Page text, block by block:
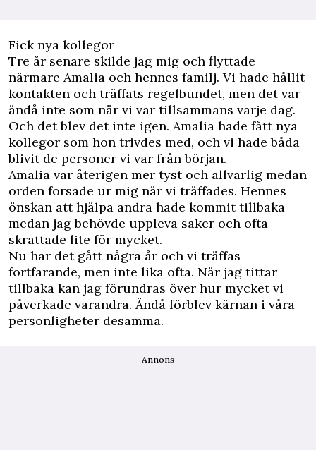
Fick nya kollegor
Tre år senare skilde jag mig och flyttade
närmare Amalia och hennes familj. Vi hade hållit
kontakten och träffats regelbundet, men det var
ändå inte som när vi var tillsammans varje dag.
Och det blev det inte igen. Amalia hade fått nya
kollegor som hon trivdes med, och vi hade båda
blivit de personer vi var från början.
Amalia var återigen mer tyst och allvarlig medan
orden forsade ur mig när vi träffades. Hennes
önskan att hjälpa andra hade kommit tillbaka
medan jag behövde uppleva saker och ofta
skrattade lite för mycket.
Nu har det gått några år och vi träffas
fortfarande, men inte lika ofta. När jag tittar
tillbaka kan jag förundras över hur mycket vi
påverkade varandra. Ändå förblev kärnan i våra
personligheter desamma.
Annons